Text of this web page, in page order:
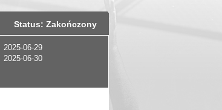
Status: Zakończony
2025-06-29
2025-06-30